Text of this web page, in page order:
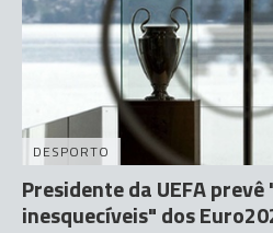
DESPORTO
Presidente da UEFA
inesquecíveis" dos